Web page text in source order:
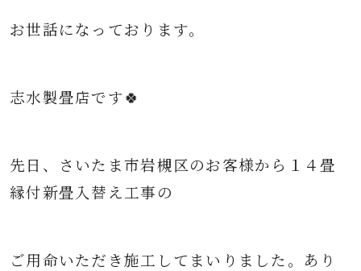
お世話になっております。
志水製畳店です🍀
先日、さいたま市岩槻区のお客様から １４畳
縁付新畳入替え工事の
ご用命いただき施工してまいりました。 あり